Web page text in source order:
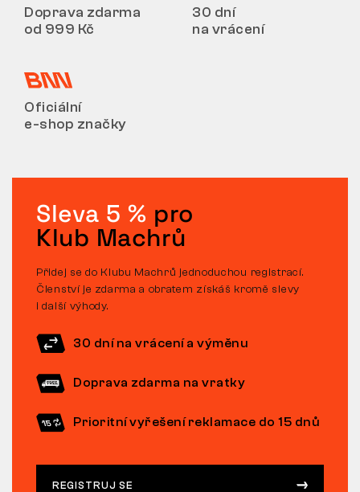
Doprava zdarma
od 999 Kč
30 dní
na vrácení
Oficiální
e-shop značky
Sleva 5 % pro
Klub Machrů
Přidej se do Klubu Machrů jednoduchou registrací.
Členství je zdarma a obratem získáš kromě slevy
i další výhody.
30 dní na vrácení a výměnu
Doprava zdarma na vratky
Prioritní vyřešení reklamace do 15 dnů
REGISTRUJ SE